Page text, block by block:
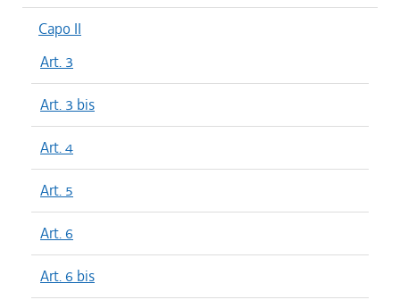
Capo II
Art. 3
Art. 3 bis
Art. 4
Art. 5
Art. 6
Art. 6 bis